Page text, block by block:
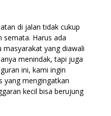
di jalan tidak cukup
semata. Harus ada
masyarakat yang diawali
menindak, tapi juga
ini, kami ingin
yang mengingatkan
kecil bisa berujung